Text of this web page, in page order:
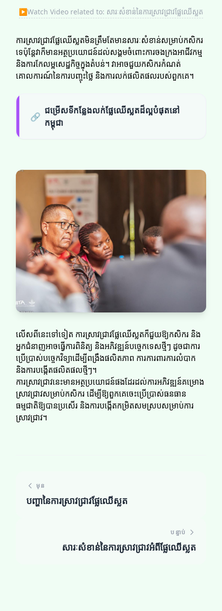
▶Watch Video related to: សារៈសំខាន់នៃការស្រាវជ្រាវផ្លែឈើស្លត
ការស្រាវជ្រាវផ្លែឈើស្លតមិនត្រឹមតែមានសារៈសំខាន់សម្រាប់កសិករ
ទេប៉ុន្តែវាក៏មានអត្ថប្រយោជន៍ដល់សង្គមចំពោះការចងក្រងអាជីវកម្ម
និងការកែលម្អសេដ្ឋកិច្ចក្នុងតំបន់។ វាអាចជួយកសិករ​កំណត់
គោលការណ៍នៃការបញ្ចុះថ្លៃ និងការលក់​ផលិតផលរបស់ពួកគេ។
🔗
ជម្រើសទីកន្លែងលក់ផ្លែឈើស្លតដ៏ល្អបំផុតនៅ
កម្ពុជា
លើសពីនេះទៅទៀត ការស្រាវជ្រាវផ្លែឈើស្លតក៏ជួយឱ្យកសិករ និង
អ្នកជំនាញអាចធ្វើការពិនិត្យ និងអភិវឌ្ឍន៍បច្ចេកទេសថ្មីៗ ដូចជាការ
ប្រើប្រាស់បច្ចេកវិទ្យាដើម្បីពង្រឹងផលិតភាព ការការពារការលំបាក
និងការបង្កើតផលិតផលថ្មីៗ។
ការស្រាវជ្រាវនេះមានអត្ថប្រយោជន៍ផងដែរដល់ការអភិវឌ្ឍន៍គម្រោង
ស្រាវជ្រាវសម្រាប់កសិករ ដើម្បីឱ្យពួកគេចេះប្រើប្រាស់ធនធាន
ធម្មជាតិឱ្យបានប្រសើរ និងការបង្កើតកម្រិតសមស្របសម្រាប់ការ
ស្រាវជ្រាវ។
មុន
បញ្ហានៃការស្រាវជ្រាវផ្លែឈើស្លត
បន្ទាប់
សារៈសំខាន់នៃការស្រាវជ្រាវអំពីផ្លែឈើស្លត